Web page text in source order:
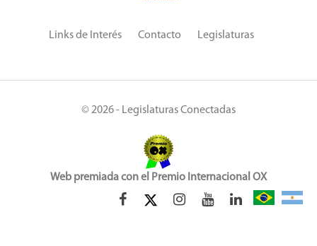
Links de Interés Contacto Legislaturas
© 2026 - Legislaturas Conectadas
Web premiada con el Premio Internacional OX